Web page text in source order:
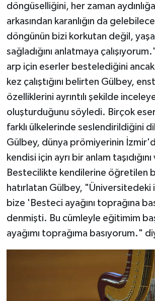
döngüselliğini, her zaman aydınlığa
arkasından karanlığın da
döngünün bizi korkutan değil,
sağladığını anlatmaya
arp için eserler bestelediğini
kez çalıştığını belirten Gülbey,
özelliklerini ayrıntılı şekilde
oluşturduğunu söyledi. Birçok
farklı ülkelerinde seslendirildiğini
Gülbey, dünya prömiyerinin
kendisi için ayrı bir anlam
Bestecilikte kendilerine öğretilen
hatırlatan Gülbey, "Üniversitedeki
bize 'Besteci ayağını toprağına
denmişti. Bu cümleyle eğitimim
ayağımı toprağıma basıyorum."